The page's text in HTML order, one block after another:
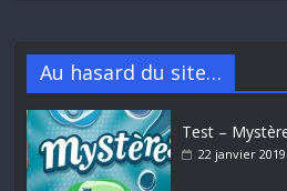
Au hasard du site…
Test –
22 janvier 2019